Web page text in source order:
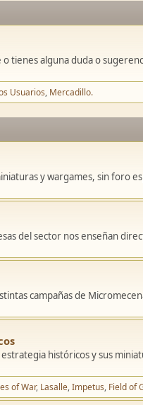
tienes alguna duda o
Usuarios Mercadillo.
y wargames, sin foro
del sector nos enseñan
campañas de
históricos y sus
of War Lasalle Impetus Field of